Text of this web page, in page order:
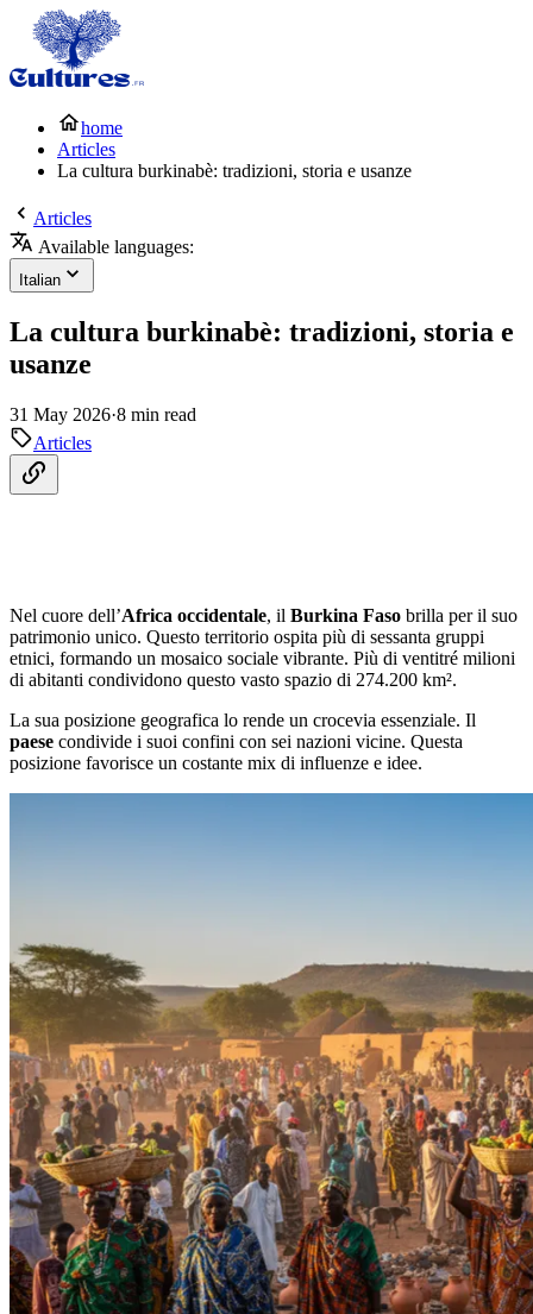
home
Articles
La cultura burkinabè: tradizioni, storia e usanze
Articles
Available languages:
Italian
La cultura burkinabè: tradizioni, storia e
usanze
31 May 2026·8 min read
Articles
Nel cuore dell’Africa occidentale, il Burkina Faso brilla per il suo
patrimonio unico. Questo territorio ospita più di sessanta gruppi
etnici, formando un mosaico sociale vibrante. Più di ventitré milioni
di abitanti condividono questo vasto spazio di 274.200 km².
La sua posizione geografica lo rende un crocevia essenziale. Il
paese condivide i suoi confini con sei nazioni vicine. Questa
posizione favorisce un costante mix di influenze e idee.